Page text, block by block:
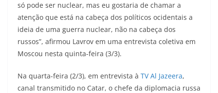
só pode ser nuclear, mas eu gostaria de chamar a
atenção que está na cabeça dos políticos ocidentais a
ideia de uma guerra nuclear, não na cabeça dos
russos”, afirmou Lavrov em uma entrevista coletiva em
Moscou nesta quinta-feira (3/3).
Na quarta-feira (2/3), em entrevista à TV Al Jazeera,
canal transmitido no Catar, o chefe da diplomacia russa